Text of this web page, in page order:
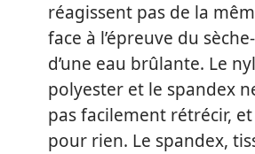
réagissent pas de la
face à l’épreuve du
d’une eau brûlante. Le
polyester et le spandex
pas facilement rétrécir, et
pour rien. Le spandex,